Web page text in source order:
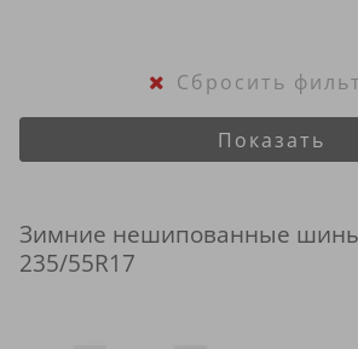
Показать
Сбросить
Зимние нешипованные
235/55R17